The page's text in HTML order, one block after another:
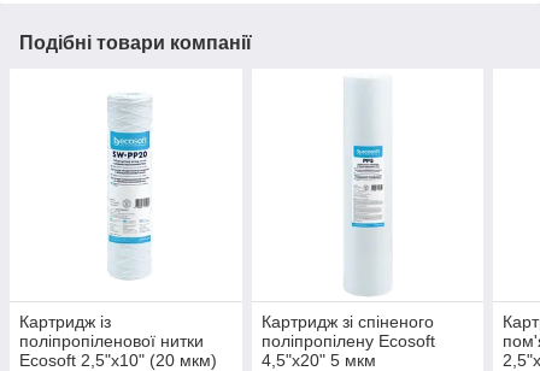
Подібні товари компанії
Картридж із
поліпропіленової нитки
Ecosoft 2,5"x10" (20 мкм)
Картридж зі спіненого
поліпропілену Ecosoft
4,5"x20" 5 мкм